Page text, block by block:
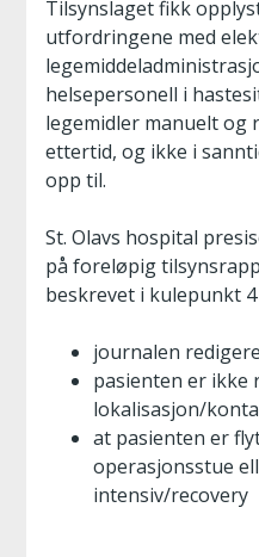
Tilsynslaget fikk
utfordringene med
helsepersonell i
legemidler manuelt og
ettertid, og ikke i
opp til.
St. Olavs hospital
på foreløpig
beskrevet i kulepunkt
journalen
pasienten er ikke
lokalisasjon/
at pasienten er
operasjonsstue
intensiv/recovery